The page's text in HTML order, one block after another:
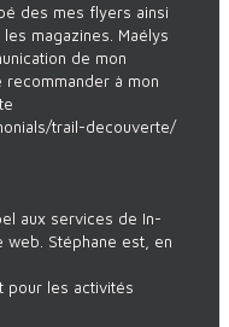
des mes flyers ainsi
magazines. Maélys
de mon
à mon
trail-decouverte/
aux services de In-
web. Stéphane est, en
pour les activités